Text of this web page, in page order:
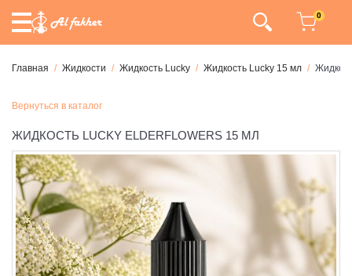
0
Главная Жидкости Жидкость Lucky Жидкость Lucky 15 мл
Вернуться в каталог
ЖИДКОСТЬ LUCKY ELDERFLOWERS 15 МЛ